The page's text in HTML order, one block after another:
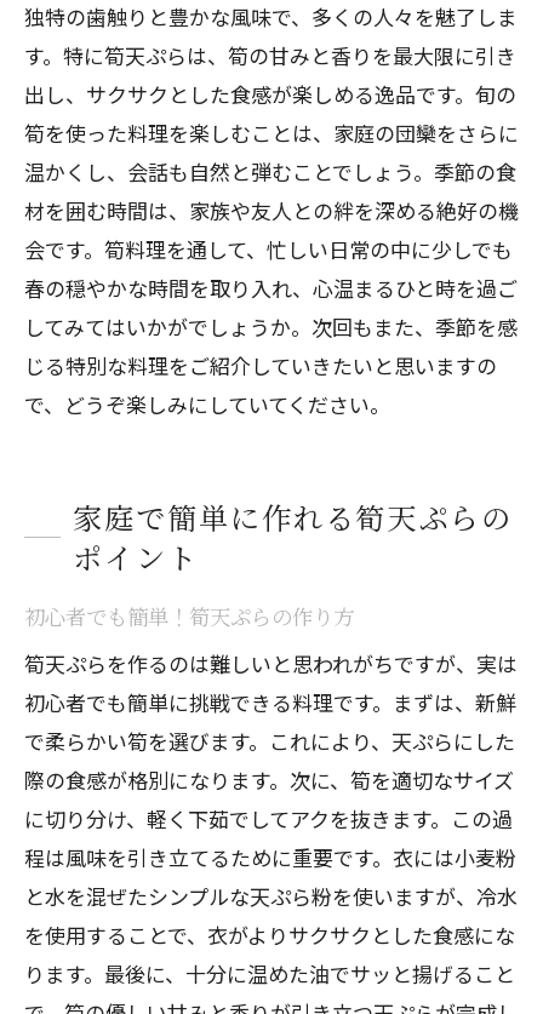
独特の歯触りと豊かな風味で、多くの人々を魅了しま
す。特に筍天ぷらは、筍の甘みと香りを最大限に引き
出し、サクサクとした食感が楽しめる逸品です。旬の
筍を使った料理を楽しむことは、家庭の団欒をさらに
温かくし、会話も自然と弾むことでしょう。季節の食
材を囲む時間は、家族や友人との絆を深める絶好の機
会です。筍料理を通して、忙しい日常の中に少しでも
春の穏やかな時間を取り入れ、心温まるひと時を過ご
してみてはいかがでしょうか。次回もまた、季節を感
じる特別な料理をご紹介していきたいと思いますの
で、どうぞ楽しみにしていてください。
家庭で簡単に作れる筍天ぷらの
ポイント
初心者でも簡単！筍天ぷらの作り方
筍天ぷらを作るのは難しいと思われがちですが、実は
初心者でも簡単に挑戦できる料理です。まずは、新鮮
で柔らかい筍を選びます。これにより、天ぷらにした
際の食感が格別になります。次に、筍を適切なサイズ
に切り分け、軽く下茹でしてアクを抜きます。この過
程は風味を引き立てるために重要です。衣には小麦粉
と水を混ぜたシンプルな天ぷら粉を使いますが、冷水
を使用することで、衣がよりサクサクとした食感にな
ります。最後に、十分に温めた油でサッと揚げること